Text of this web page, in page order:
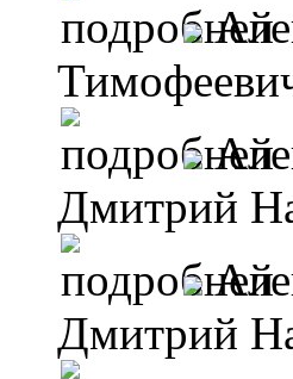
Дмитрий
Дмитрий